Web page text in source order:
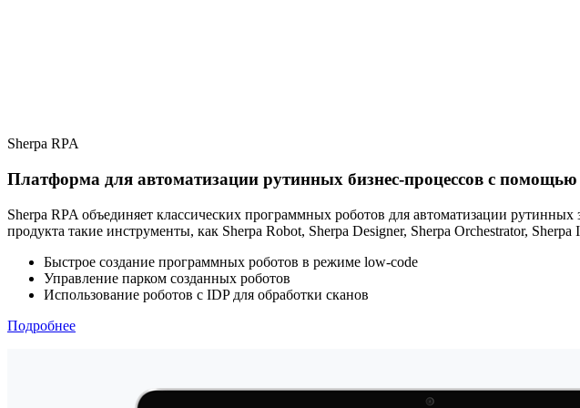
Sherpa RPA
Платформа для автоматизации рутинных бизнес-процессов с
Sherpa RPA объединяет классических программных роботов для автоматизации
продукта такие инструменты, как Sherpa Robot, Sherpa Designer, Sherpa Orchestrator, Sherpa
Быстрое создание программных роботов в режиме low-code
Управление парком созданных роботов
Использование роботов с IDP для обработки сканов
Подробнее